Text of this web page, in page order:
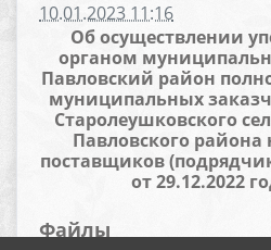
10.01.2023 11:16
Об осуществлении
органом
Павловский район
муниципальных
Старолеушковского
Павловского района
поставщиков
от 29.12.2022
Файлы